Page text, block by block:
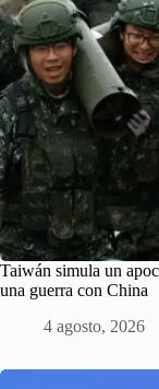
Taiwán simula un
una guerra con China
4 agosto, 2026